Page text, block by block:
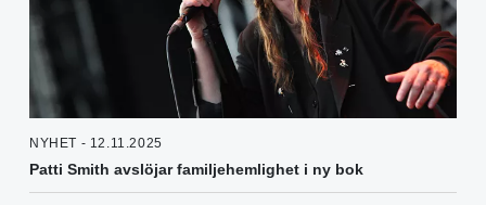
NYHET - 12.11.2025
Patti Smith avslöjar familjehemlighet i ny bok